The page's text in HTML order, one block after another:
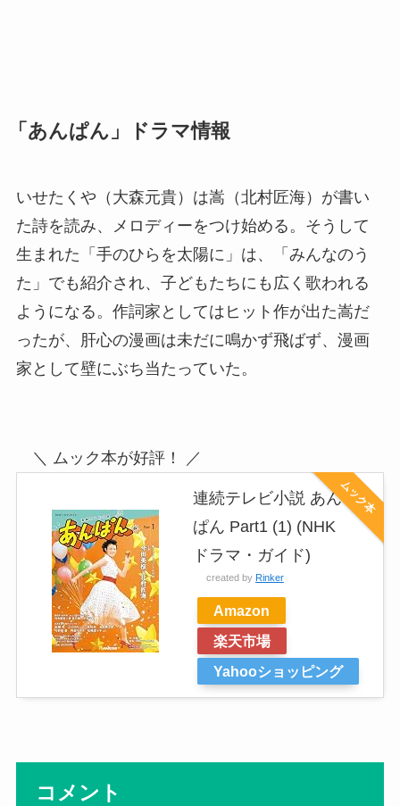
「あんぱん」ドラマ情報
いせたくや（大森元貴）は嵩（北村匠海）が書い
た詩を読み、メロディーをつけ始める。そうして
生まれた「手のひらを太陽に」は、「みんなのう
た」でも紹介され、子どもたちにも広く歌われる
ようになる。作詞家としてはヒット作が出た嵩だ
ったが、肝心の漫画は未だに鳴かず飛ばず、漫画
家として壁にぶち当たっていた。
＼ ムック本が好評！ ／
連続テレビ小説 あん
ぱん Part1 (1) (NHK
ドラマ・ガイド)
created by Rinker
Amazon
楽天市場
Yahooショッピング
ムック本
コメント